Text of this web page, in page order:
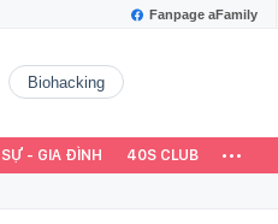
Fanpage aFamily
Biohacking
- GIA ĐÌNH 40S CLUB